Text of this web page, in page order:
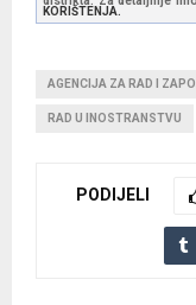
KORIŠTENJA.
AGENCIJA ZA RAD I
RAD U INOSTRANSTVU
PODIJELI